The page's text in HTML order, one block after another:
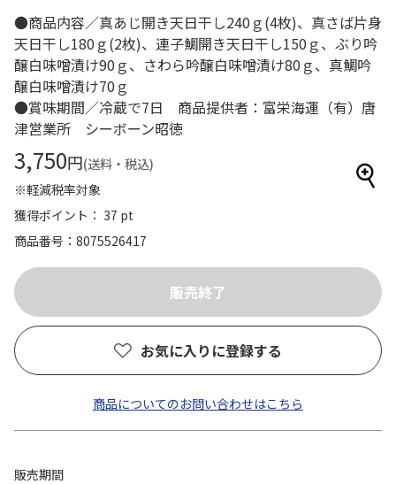
●商品内容／真あじ開き天日干し240ｇ(4枚)、真さば片身
天日干し180ｇ(2枚)、連子鯛開き天日干し150ｇ、ぶり吟
醸白味噌漬け90ｇ、さわら吟醸白味噌漬け80ｇ、真鯛吟
醸白味噌漬け70ｇ
●賞味期間／冷蔵で7日 商品提供者：富栄海運（有）唐
津営業所 シーボーン昭徳
3,750円(送料・税込)
※軽減税率対象
獲得ポイント： 37 pt
商品番号
8075526417
お気に入りに登録する
商品についてのお問い合わせはこちら
販売期間